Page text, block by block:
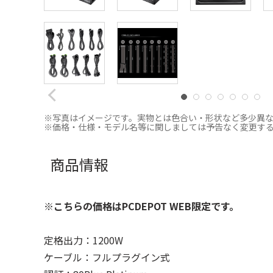
※写真はイメージです。実物とは色合い・形状など多少異な
※価格・仕様・モデル名等に関しましては予告なく変更する
商品情報
※こちらの価格はPCDEPOT WEB限定です。
定格出力：1200W
ケーブル：フルプラグイン式